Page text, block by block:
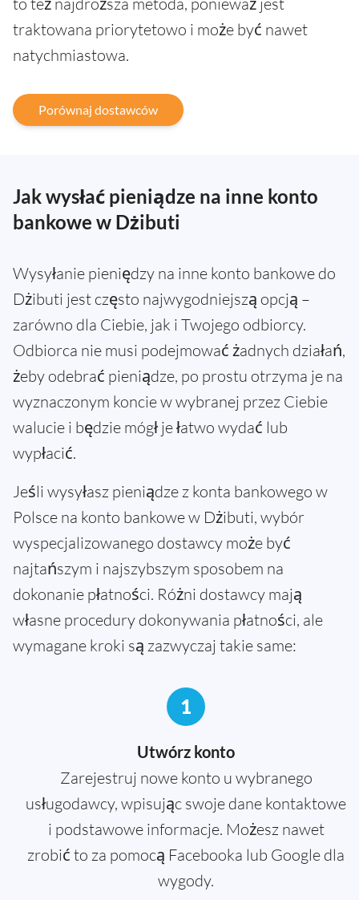
traktowana priorytetowo i może być nawet
natychmiastowa.
Porównaj dostawców
Jak wysłać pieniądze na inne konto
bankowe w Dżibuti
Wysyłanie pieniędzy na inne konto bankowe do
Dżibuti jest często najwygodniejszą opcją –
zarówno dla Ciebie, jak i Twojego odbiorcy.
Odbiorca nie musi podejmować żadnych działań,
żeby odebrać pieniądze, po prostu otrzyma je na
wyznaczonym koncie w wybranej przez Ciebie
walucie i będzie mógł je łatwo wydać lub
wypłacić.
Jeśli wysyłasz pieniądze z konta bankowego w
Polsce na konto bankowe w Dżibuti, wybór
wyspecjalizowanego dostawcy może być
najtańszym i najszybszym sposobem na
dokonanie płatności. Różni dostawcy mają
własne procedury dokonywania płatności, ale
wymagane kroki są zazwyczaj takie same:
1
Utwórz konto
Zarejestruj nowe konto u wybranego
usługodawcy, wpisując swoje dane kontaktowe
i podstawowe informacje. Możesz nawet
zrobić to za pomocą Facebooka lub Google dla
wygody.